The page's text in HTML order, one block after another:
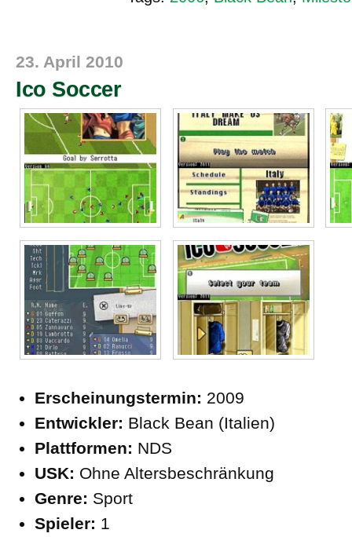
23. April 2010
Ico Soccer
Erscheinungstermin: 2009
Entwickler: Black Bean (Italien)
Plattformen: NDS
USK: Ohne Altersbeschränkung
Genre: Sport
Spieler: 1